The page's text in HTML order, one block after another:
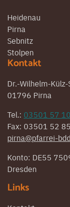
Heidenau
Pirna
Sebnitz
Stolpen
Kontakt
Dr.-Wilhelm-
01796 Pirna
Tel.: 03501 57
Fax: 03501 52
pirna@pfarrei-
Konto: DE55
Dresden
Links